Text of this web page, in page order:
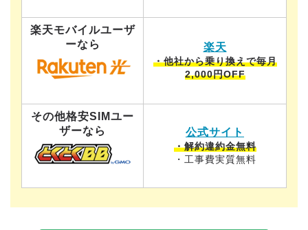
楽天モバイルユーザ
ーなら
楽天
・他社から乗り換えで毎月
2,000円OFF
その他格安SIMユー
ザーなら
公式サイト
・解約違約金無料
・工事費実質無料